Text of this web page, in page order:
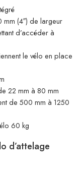
mm (4″) de largeur
d’accéder à
le vélo en place
22 mm à 80 mm
de 500 mm à 1250
60 kg
d’attelage